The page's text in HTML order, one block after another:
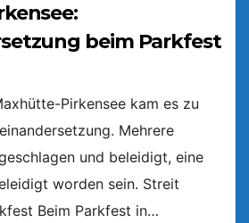
beim Parkfest
Pirkensee kam es zu
Mehrere
und beleidigt, eine
worden sein. Streit
Beim Parkfest in…